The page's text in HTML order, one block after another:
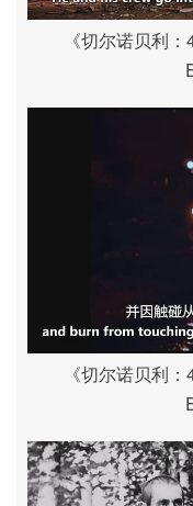
《切尔诺贝利
《切尔诺贝利